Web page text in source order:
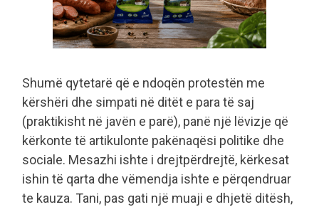
Shumë qytetarë që e ndoqën protestën me
kërshëri dhe simpati në ditët e para të saj
(praktikisht në javën e parë), panë një lëvizje që
kërkonte të artikulonte pakënaqësi politike dhe
sociale. Mesazhi ishte i drejtpërdrejtë, kërkesat
ishin të qarta dhe vëmendja ishte e përqendruar
te kauza. Tani, pas gati një muaji e dhjetë ditësh,